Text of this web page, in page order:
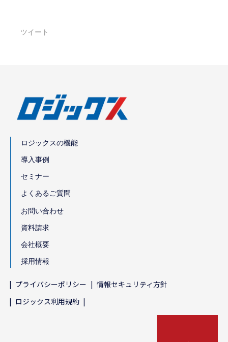
ツイート
ロジックスの機能
導入事例
セミナー
よくあるご質問
お問い合わせ
資料請求
会社概要
採用情報
プライバシーポリシー
情報セキュリティ方針
ロジックス利用規約